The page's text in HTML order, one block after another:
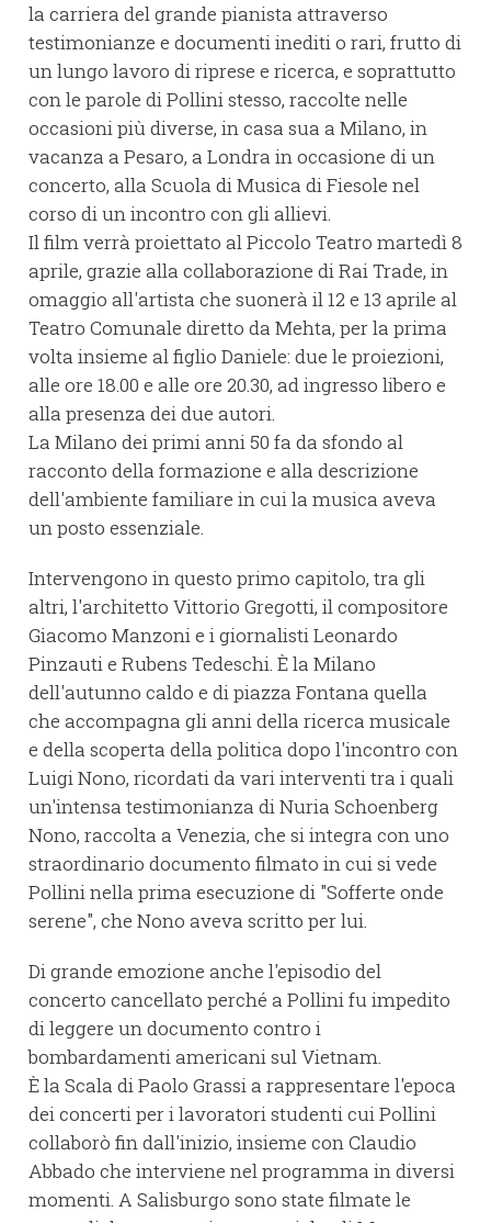
la carriera del grande pianista attraverso
testimonianze e documenti inediti o rari, frutto di
un lungo lavoro di riprese e ricerca, e soprattutto
con le parole di Pollini stesso, raccolte nelle
occasioni più diverse, in casa sua a Milano, in
vacanza a Pesaro, a Londra in occasione di un
concerto, alla Scuola di Musica di Fiesole nel
corso di un incontro con gli allievi.
Il film verrà proiettato al Piccolo Teatro martedì 8
aprile, grazie alla collaborazione di Rai Trade, in
omaggio all'artista che suonerà il 12 e 13 aprile al
Teatro Comunale diretto da Mehta, per la prima
volta insieme al figlio Daniele: due le proiezioni,
alle ore 18.00 e alle ore 20.30, ad ingresso libero e
alla presenza dei due autori.
La Milano dei primi anni 50 fa da sfondo al
racconto della formazione e alla descrizione
dell'ambiente familiare in cui la musica aveva
un posto essenziale.
Intervengono in questo primo capitolo, tra gli
altri, l'architetto Vittorio Gregotti, il compositore
Giacomo Manzoni e i giornalisti Leonardo
Pinzauti e Rubens Tedeschi. È la Milano
dell'autunno caldo e di piazza Fontana quella
che accompagna gli anni della ricerca musicale
e della scoperta della politica dopo l'incontro con
Luigi Nono, ricordati da vari interventi tra i quali
un'intensa testimonianza di Nuria Schoenberg
Nono, raccolta a Venezia, che si integra con uno
straordinario documento filmato in cui si vede
Pollini nella prima esecuzione di "Sofferte onde
serene", che Nono aveva scritto per lui.
Di grande emozione anche l'episodio del
concerto cancellato perché a Pollini fu impedito
di leggere un documento contro i
bombardamenti americani sul Vietnam.
È la Scala di Paolo Grassi a rappresentare l'epoca
dei concerti per i lavoratori studenti cui Pollini
collaborò fin dall'inizio, insieme con Claudio
Abbado che interviene nel programma in diversi
momenti. A Salisburgo sono state filmate le